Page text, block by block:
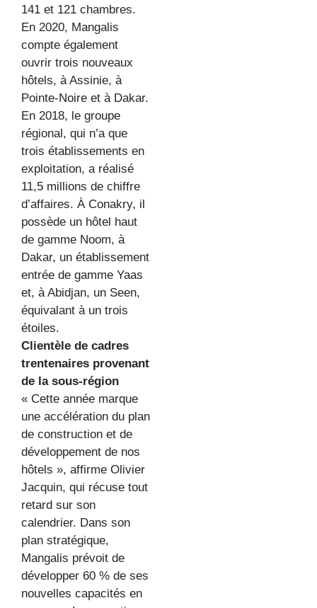
141 et 121 chambres.
En 2020, Mangalis
compte également
ouvrir trois nouveaux
hôtels, à Assinie, à
Pointe-Noire et à Dakar.
En 2018, le groupe
régional, qui n’a que
trois établissements en
exploitation, a réalisé
11,5 millions de chiffre
d’affaires. À Conakry, il
possède un hôtel haut
de gamme Noom, à
Dakar, un établissement
entrée de gamme Yaas
et, à Abidjan, un Seen,
équivalant à un trois
étoiles.
Clientèle de cadres
trentenaires provenant
de la sous-région
« Cette année marque
une accélération du plan
de construction et de
développement de nos
hôtels », affirme Olivier
Jacquin, qui récuse tout
retard sur son
calendrier. Dans son
plan stratégique,
Mangalis prévoit de
développer 60 % de ses
nouvelles capacités en